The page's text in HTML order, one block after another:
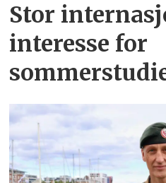
Stor
interesse for